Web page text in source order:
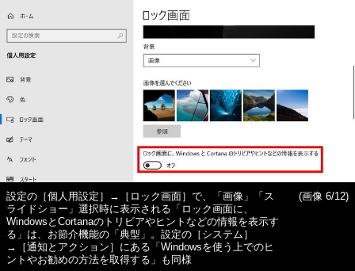
設定の［個人用設定］→［ロック画面］で、「画像」「ス
ライドショー」選択時に表示される「ロック画面に、
WindowsとCortanaのトリビアやヒントなどの情報を表示す
る」は、お節介機能の「典型」。設定の［システム］
→［通知とアクション］にある「Windowsを使う上でのヒ
ントやお勧めの方法を取得する」も同様
(画像 6/12)